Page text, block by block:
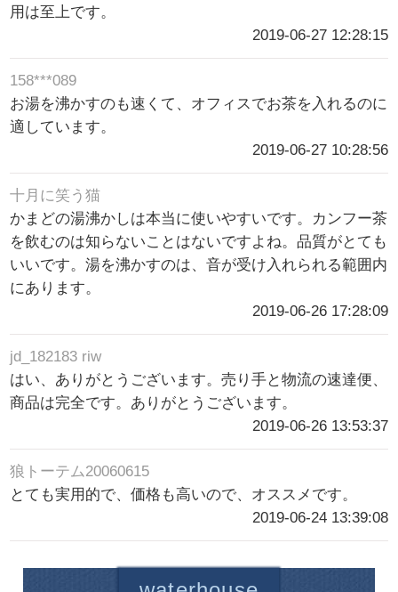
用は至上です。
2019-06-27 12:28:15
158***089
お湯を沸かすのも速くて、オフィスでお茶を入れるのに
適しています。
2019-06-27 10:28:56
十月に笑う猫
かまどの湯沸かしは本当に使いやすいです。カンフー茶
を飲むのは知らないことはないですよね。品質がとても
いいです。湯を沸かすのは、音が受け入れられる範囲内
にあります。
2019-06-26 17:28:09
jd_182183 riw
はい、ありがとうございます。売り手と物流の速達便、
商品は完全です。ありがとうございます。
2019-06-26 13:53:37
狼トーテム20060615
とても実用的で、価格も高いので、オススメです。
2019-06-24 13:39:08